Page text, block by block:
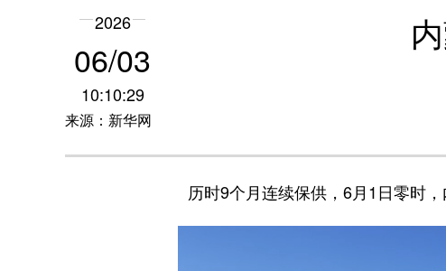
2026
06/03
10:10:29
来源：新华网
历时9个月连续保供，6月1日零时，